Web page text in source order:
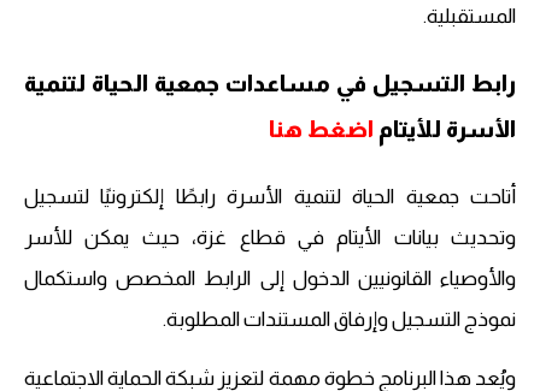
المستقبلية.
رابط التسجيل في مساعدات جمعية الحياة لتنمية
الأسرة للأيتام اضغط هنا
أتاحت جمعية الحياة لتنمية الأسرة رابطًا إلكترونيًا لتسجيل
وتحديث بيانات الأيتام في قطاع غزة، حيث يمكن للأسر
والأوصياء القانونيين الدخول إلى الرابط المخصص واستكمال
نموذج التسجيل وإرفاق المستندات المطلوبة.
ويُعد هذا البرنامج خطوة مهمة لتعزيز شبكة الحماية الاجتماعية